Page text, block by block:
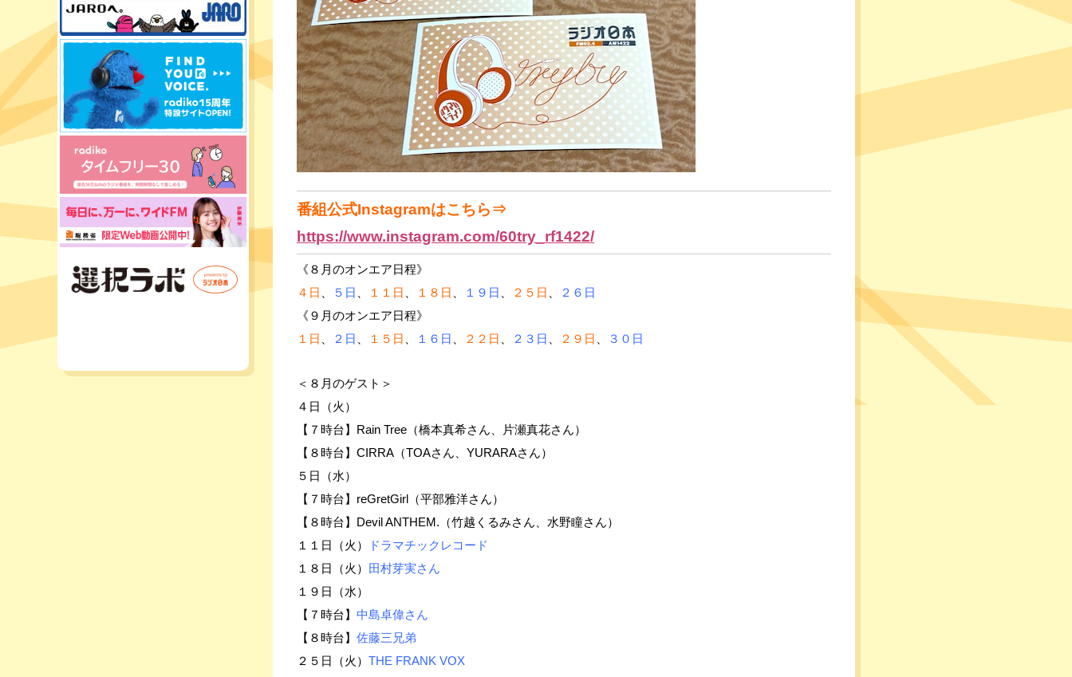
番組公式Instagramはこちら⇒
https://www.instagram.com/60try_rf1422/
《８月のオンエア日程》
４日
５日 １１日 １８日 １９日 ２５日
２６日
《９月のオンエア日程》
１日
２日 １５日 １６日 ２２日 ２３日 ２９日 ３０日
＜８月のゲスト＞
４日（火）
【７時台】Rain Tree（橋本真希さん、片瀬真花さん）
【８時台】CIRRA（TOAさん、YURARAさん）
５日（水）
【７時台】reGretGirl（平部雅洋さん）
【８時台】Devil ANTHEM.（竹越くるみさん、水野瞳さん）
１１日（火）
ドラマチックレコード
１８日（火） 田村芽実さん
１９日（水）
【７時台】 中島卓偉さん
【８時台】 佐藤三兄弟
２５日（火） THE FRANK VOX